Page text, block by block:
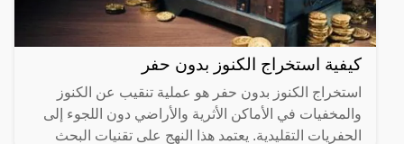
كيفية استخراج الكنوز بدون حفر
استخراج الكنوز بدون حفر هو عملية تنقيب عن الكنوز
والمخفيات في الأماكن الأثرية والأراضي دون اللجوء إلى
الحفريات التقليدية. يعتمد هذا النهج على تقنيات البحث